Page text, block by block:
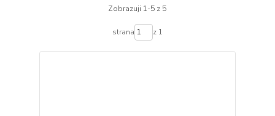
Zobrazuji 1-5 z 5
strana z 1